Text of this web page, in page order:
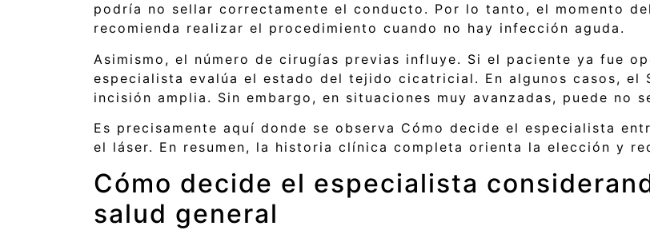
podría no sellar correctamente el conducto. Por lo tanto, el momento
recomienda realizar el procedimiento cuando no hay infección aguda.
Asimismo, el número de cirugías previas influye. Si el paciente ya fue
especialista evalúa el estado del tejido cicatricial. En algunos casos, el
incisión amplia. Sin embargo, en situaciones muy avanzadas, puede no
Es precisamente aquí donde se observa Cómo decide el especialista
el láser. En resumen, la historia clínica completa orienta la elección y
Cómo decide el especialista
salud general